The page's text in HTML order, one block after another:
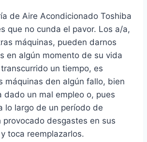
de Aire Acondicionado Toshiba
que no cunda el pavor. Los a/a,
máquinas, pueden darnos
en algún momento de su vida
un tiempo, es
máquinas den algún fallo, bien
dado un mal empleo o, pues
lo largo de un período de
provocado desgastes en sus
toca reemplazarlos.